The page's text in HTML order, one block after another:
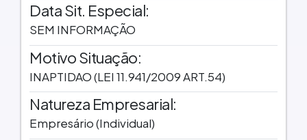
Data Sit. Especial:
SEM INFORMAÇÃO
Motivo Situação:
INAPTIDAO (LEI 11.941/2009 ART.54)
Natureza Empresarial:
Empresário (Individual)